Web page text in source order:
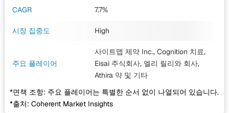
CAGR 7.7%
시장 집중도 High
주요 플레이어
사이트맵 제약 Inc., Cognition 치료,
Eisai 주식회사, 엘리 릴리와 회사,
Athira 약 및 기타
*면책 조항: 주요 플레이어는 특별한 순서 없이 나열되어 있습니다.
*출처: Coherent Market Insights